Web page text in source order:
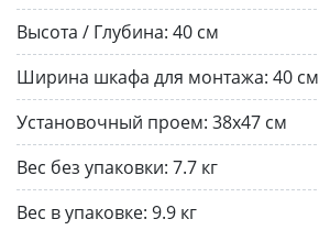
Высота / Глубина: 40 см
Ширина шкафа для монтажа: 40 см
Установочный проем: 38x47 см
Вес без упаковки: 7.7 кг
Вес в упаковке: 9.9 кг